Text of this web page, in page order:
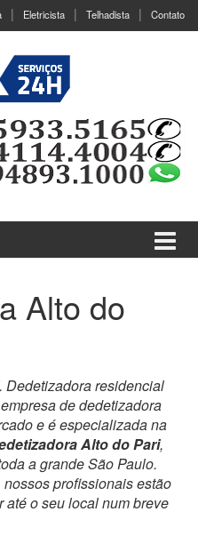
Eletricista Telhadista Contato
Alto do
. Dedetizadora residencial
de dedetizadora
e é especializada na
Alto do Pari,
a grande São Paulo.
profissionais estão
até o seu local num breve